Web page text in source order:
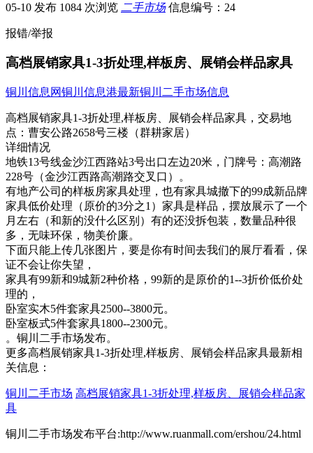
05-10 发布 1084 次浏览 二手市场 信息编号：24
报错/举报
高档展销家具1-3折处理,样板房、展销会样品家具
铜川信息网铜川信息港最新铜川二手市场信息
高档展销家具1-3折处理,样板房、展销会样品家具， 交易地
点： 曹安公路2658号三楼（群耕家居）
详细情况
地铁13号线金沙江西路站3号出口左边2​‌‌0米，门牌号：高潮路
228号（金沙江西路高潮路交叉口）。
有地产公司的样板房家具处理，也有家具城撤下的99成新品牌
家具低价处理（原价的3分之1）家具是样品，摆放展示了一个
月左右（和新的没什么区别）有的还没拆包装，数量品种很
多，无味环保，物美价廉。
下面只能上传几张图片，要是你有时间去我们的展厅看看，保
证不会让你失望，
家具有99新和9城新2种价格，99新的是原价的1--3折价低价处
理的，
卧室实木5件套家具2500--3800元。
卧室板式5件套家具1800--2300元。
。铜川二手市场发布。
更多高档展销家具1-3折处理,样板房、展销会样品家具最新相
关信息：
铜川二手市场 高档展销家具1-3折处理,样板房、展销会样品家
具
铜川二手市场发布平台:http://www.ruanmall.com/ershou/24.html